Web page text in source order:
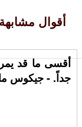
أقوال
أقسى ما قد
جداً. - جيكوس